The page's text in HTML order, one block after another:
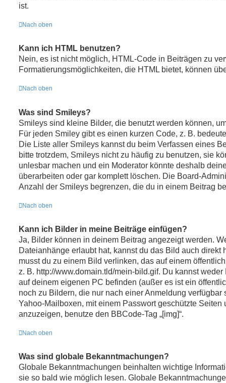
ist.
Nach oben
Kann ich HTML benutzen?
Nein, es ist nicht möglich, HTML-Code in Beiträgen zu
Formatierungsmöglichkeiten, die HTML bietet, können
Nach oben
Was sind Smileys?
Smileys sind kleine Bilder, die benutzt werden können,
Für jeden Smiley gibt es einen kurzen Code, z. B.
Die Liste aller Smileys kannst du beim Verfassen eines
bitte trotzdem, Smileys nicht zu häufig zu benutzen, sie
unlesbar machen und ein Moderator könnte deshalb
überarbeiten oder gar komplett löschen. Die Board-
Anzahl der Smileys begrenzen, die du in einem Beitrag
Nach oben
Kann ich Bilder in meine Beiträge einfügen?
Ja, Bilder können in deinem Beitrag angezeigt werden.
Dateianhänge erlaubt hat, kannst du das Bild auch direkt
musst du zu einem Bild verlinken, das auf einem
z. B. http://www.domain.tld/mein-bild.gif. Du kannst
auf deinem eigenen PC befinden (außer es ist ein
noch zu Bildern, die nur nach einer Anmeldung verfügbar
Yahoo-Mailboxen, mit einem Passwort geschützte Seiten
anzuzeigen, benutze den BBCode-Tag „[img]“.
Nach oben
Was sind globale Bekanntmachungen?
Globale Bekanntmachungen beinhalten wichtige
sie so bald wie möglich lesen. Globale